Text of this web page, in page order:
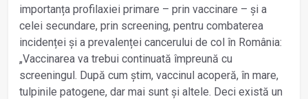
importanța profilaxiei primare – prin vaccinare – și a
celei secundare, prin screening, pentru combaterea
incidenței și a prevalenței cancerului de col în România:
„Vaccinarea va trebui continuată împreună cu
screeningul. După cum știm, vaccinul acoperă, în mare,
tulpinile patogene, dar mai sunt și altele. Deci există un